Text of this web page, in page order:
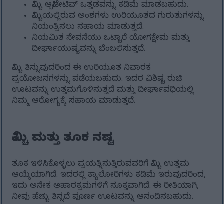
ಕಿಮ್ಚಿ ಆಕ್ಸಿಡೇಟಿವ್ ಒತ್ತಡವನ್ನು ಕಡಿಮೆ ಮಾಡಬಹುದು.
ಕಿಮ್ಚಿಯಲ್ಲಿರುವ ಅಂಶಗಳು ಉರಿಯೂತದ ಗುರುತುಗಳನ್ನು
ನಿಯಂತ್ರಿಸಲು ಸಹಾಯ ಮಾಡುತ್ತದೆ.
ನಿಯಮಿತ ಸೇವನೆಯು ಒಟ್ಟಾರೆ ಯೋಗಕ್ಷೇಮ ಮತ್ತು
ದೀರ್ಘಾಯುಷ್ಯವನ್ನು ಬೆಂಬಲಿಸುತ್ತದೆ.
ಕಿಮ್ಚಿ ತಿನ್ನುವುದರಿಂದ ಈ ಉರಿಯೂತ ನಿವಾರಕ
ಪ್ರಯೋಜನಗಳನ್ನು ಪಡೆಯಬಹುದು. ಇದರ ವಿಶಿಷ್ಟ ರುಚಿ
ಊಟವನ್ನು ಉತ್ತಮಗೊಳಿಸುತ್ತದೆ ಮತ್ತು ದೀರ್ಘಾವಧಿಯಲ್ಲಿ
ನಿಮ್ಮ ಆರೋಗ್ಯಕ್ಕೆ ಸಹಾಯ ಮಾಡುತ್ತದೆ.
ಕಿಮ್ಚಿ ಮತ್ತು ತೂಕ ನಷ್ಟ
ತೂಕ ಇಳಿಸಿಕೊಳ್ಳಲು ಪ್ರಯತ್ನಿಸುತ್ತಿರುವವರಿಗೆ ಕಿಮ್ಚಿ ಉತ್ತಮ
ಆಯ್ಕೆಯಾಗಿದೆ. ಇದರಲ್ಲಿ ಕ್ಯಾಲೋರಿಗಳು ಕಡಿಮೆ ಇರುವುದರಿಂದ,
ಇದು ಅನೇಕ ಆಹಾರಕ್ರಮಗಳಿಗೆ ಸೂಕ್ತವಾಗಿದೆ. ಈ ರೀತಿಯಾಗಿ,
ನೀವು ಹೆಚ್ಚು ತಿನ್ನದೆ ಪೂರ್ಣ ಊಟವನ್ನು ಆನಂದಿಸಬಹುದು.